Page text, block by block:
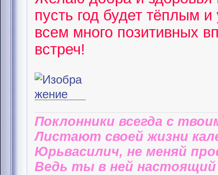
пусть год будет тёплым
всем много позитивных
встреч!
Поклонники всегда с
Листают своей жизни
Юрьвасилич, не меняй
Ведь ты в ней настоящий